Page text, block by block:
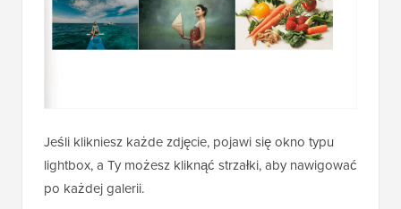
Jeśli klikniesz każde zdjęcie, pojawi się okno typu
lightbox, a Ty możesz kliknąć strzałki, aby nawigować
po każdej galerii.